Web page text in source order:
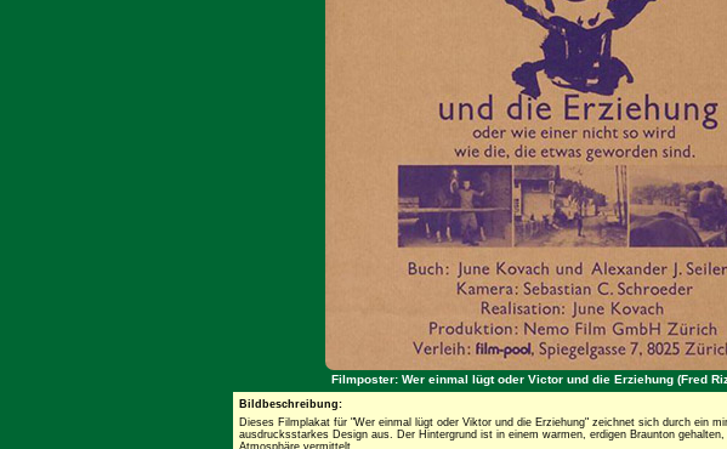
Filmposter: Wer einmal lügt oder Victor und die Erziehung (Fred
Bildbeschreibung:
Dieses Filmplakat für "Wer einmal lügt oder Viktor und die Erziehung" zeichnet sich durch ein
ausdrucksstarkes Design aus. Der Hintergrund ist in einem warmen, erdigen Braunton